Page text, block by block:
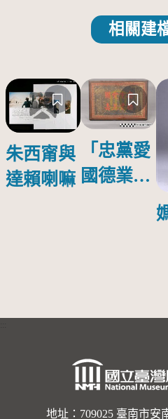
相關建
朱西甯與
達賴喇嘛
「忠黨愛
國德業並
地址：709025 臺南市安